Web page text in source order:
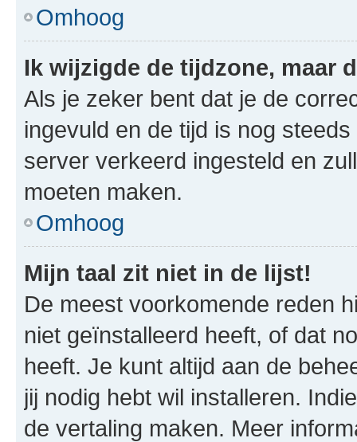
Omhoog
Ik wijzigde de tijdzone, maar
Als je zeker bent dat je de
ingevuld en de tijd is nog
server verkeerd ingesteld en
moeten maken.
Omhoog
Mijn taal zit niet in de lijst!
De meest voorkomende reden
niet geïnstalleerd heeft, of dat
heeft. Je kunt altijd aan de
jij nodig hebt wil installeren.
de vertaling maken. Meer